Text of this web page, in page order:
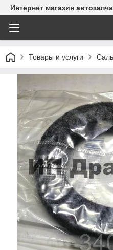
Интернет магазин
Товары и услуги